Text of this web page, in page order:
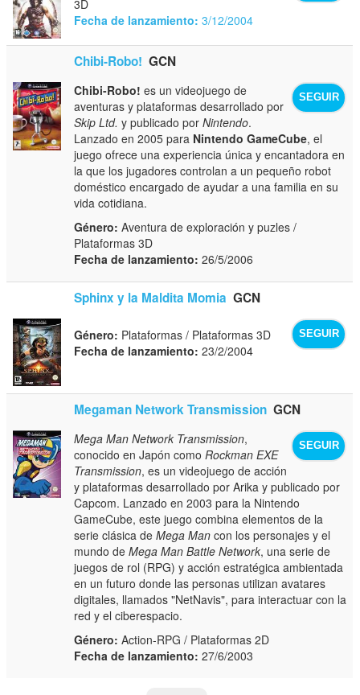
3D
Fecha de lanzamiento: 3/12/2004
Chibi-Robo! GCN
SEGUIR
Chibi-Robo! es un videojuego de
aventuras y plataformas desarrollado por
Skip Ltd. y publicado porNintendo.
Lanzado en 2005 para Nintendo GameCube, el
juego ofrece una experiencia única y encantadora en
la que los jugadores controlan a un pequeño robot
doméstico encargado de ayudar a una familia en su
vida cotidiana.
Género: Aventura de exploración y puzles /
Plataformas 3D
Fecha de lanzamiento: 26/5/2006
Sphinx y la Maldita Momia GCN
SEGUIR
Género: Plataformas / Plataformas 3D
Fecha de lanzamiento: 23/2/2004
Megaman Network Transmission GCN
SEGUIR
Mega Man Network Transmission,
conocido en Japón como Rockman EXE
Transmission, es un videojuego de acción
y plataformas desarrollado por Arika y publicado por
Capcom. Lanzado en 2003 para la Nintendo
GameCube, este juego combina elementos de la
serie clásica deMega Man con los personajes y el
mundo deMega Man Battle Network, una serie de
juegos de rol (RPG) y acción estratégica ambientada
en un futuro donde las personas utilizan avatares
digitales, llamados "NetNavis", para interactuar con la
red y el ciberespacio.
Género: Action-RPG / Plataformas 2D
Fecha de lanzamiento: 27/6/2003